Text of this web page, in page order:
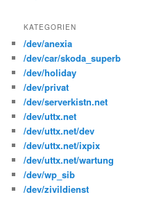
KATEGORIEN
/dev/anexia
/dev/car/skoda_superb
/dev/holiday
/dev/privat
/dev/serverkistn.net
/dev/uttx.net
/dev/uttx.net/dev
/dev/uttx.net/ixpix
/dev/uttx.net/wartung
/dev/wp_sib
/dev/zivildienst